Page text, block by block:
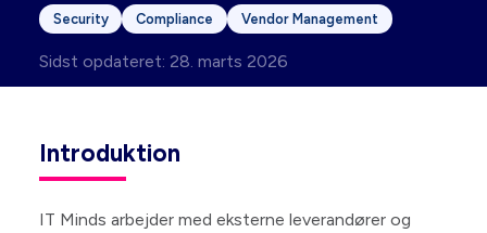
Security Compliance Vendor Management
Sidst opdateret: 28. marts 2026
Introduktion
IT Minds arbejder med eksterne leverandører og